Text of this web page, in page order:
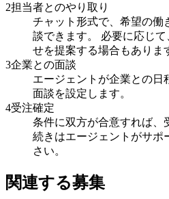
2担当者とのやり取り
チャット形式で、希望の働
談できます。 必要に応じ
せを提案する場合もありま
3企業との面談
エージェントが企業との日
面談を設定します。
4受注確定
条件に双方が合意すれば、
続きはエージェントがサポ
さい。
関連する募集